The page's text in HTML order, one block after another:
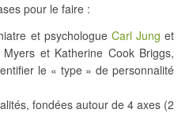
pour le faire :
et psychologue Carl Jung et
et Katherine Cook Briggs,
le « type » de personnalité
fondées autour de 4 axes (2